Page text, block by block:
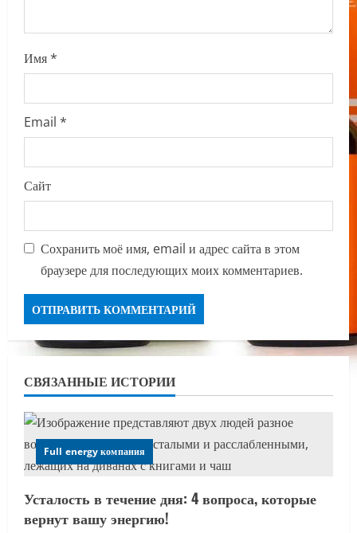
Имя*
Email *
Сайт
Сохранить моё имя, email и адрес сайта в этом
браузере для последующих моих комментариев.
СВЯЗАННЫЕ ИСТОРИИ
Full energy компания
Усталость в течение дня: 4 вопроса, которые
вернут вашу энергию!